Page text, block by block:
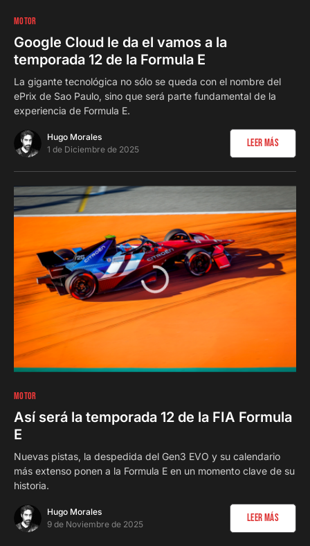
MOTOR
Google Cloud le da el vamos a la
temporada 12 de la Formula E
La gigante tecnológica no sólo se queda con el nombre del
ePrix de Sao Paulo, sino que será parte fundamental de la
experiencia de Formula E.
Hugo Morales
1 de Diciembre de 2025
Leer Más
MOTOR
Así será la temporada 12 de la FIA Formula
E
Nuevas pistas, la despedida del Gen3 EVO y su calendario
más extenso ponen a la Formula E en un momento clave de su
historia.
Hugo Morales
9 de Noviembre de 2025
Leer Más